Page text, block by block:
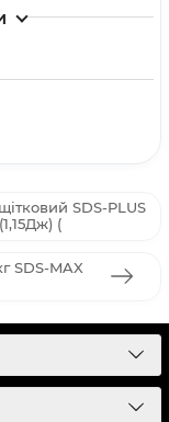
SDS-PLUS
(
SDS-MAX